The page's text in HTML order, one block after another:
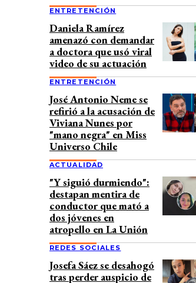
ENTRETENCIÓN
Daniela Ramírez
amenazó con demandar
a doctora que usó viral
video de su actuación
ENTRETENCIÓN
José Antonio Neme se
refirió a la acusación de
Viviana Nunes por
"mano negra" en Miss
Universo Chile
ACTUALIDAD
"Y siguió durmiendo":
destapan mentira de
conductor que mató a
dos jóvenes en
atropello en La Unión
REDES SOCIALES
Josefa Sáez se desahogó
tras perder auspicio de